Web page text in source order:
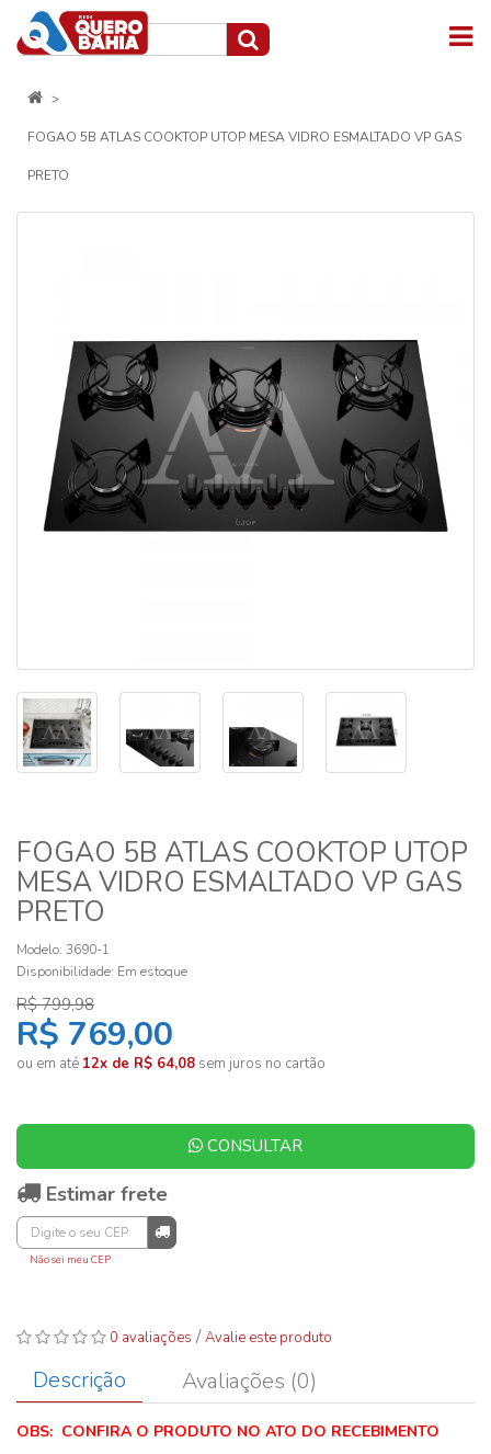
FOGAO 5B ATLAS COOKTOP UTOP MESA VIDRO ESMALTADO VP GAS
PRETO
FOGAO 5B ATLAS COOKTOP UTOP
MESA VIDRO ESMALTADO VP GAS
PRETO
Modelo: 3690-1
Disponibilidade: Em estoque
R$ 799,98
R$ 769,00
ou em até 12x de R$ 64,08 sem juros no cartão
CONSULTAR
Estimar frete
Não sei meu CEP
0 avaliações /Avalie este produto
Descrição Avaliações (0)
OBS: CONFIRA O PRODUTO NO ATO DO RECEBIMENTO